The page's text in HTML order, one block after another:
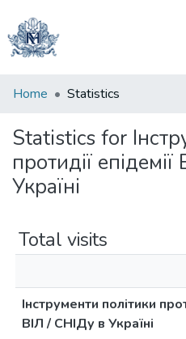
Communities
Collections
All of DSpace
Home Statistics
Statistics for
протидії
Україні
Total visits
Інструменти політики
ВІЛ / СНІДу в Україні